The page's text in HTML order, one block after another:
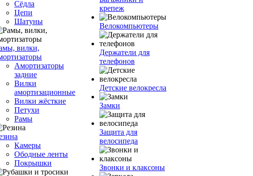
Сёдла
Цепи
Шатуны
вилки,
Амортизаторы
задние
Вилки
амортизационные
Вилки жёсткие
Петухи
Рамы
Камеры
Ободные ленты
Покрышки
крепеж
Велокомпьютеры
Держатели для
телефонов
Детские велокресла
Замки
Защита для
велосипеда
Звонки и клаксоны